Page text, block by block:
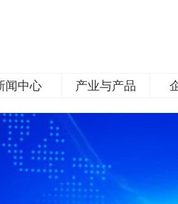
闻中心 产业与产品